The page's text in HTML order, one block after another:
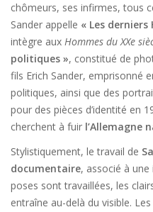
chômeurs, ses infirmes, tous
Sander appelle « Les derniers
intègre aux Hommes du XXe
politiques », constitué de
fils Erich Sander, emprisonné
politiques, ainsi que des
pour des pièces d’identité en
cherchent à fuir l’Allemagne
Stylistiquement, le travail de
documentaire, associé à
poses sont travaillées, les
entraîne au-delà du visible.